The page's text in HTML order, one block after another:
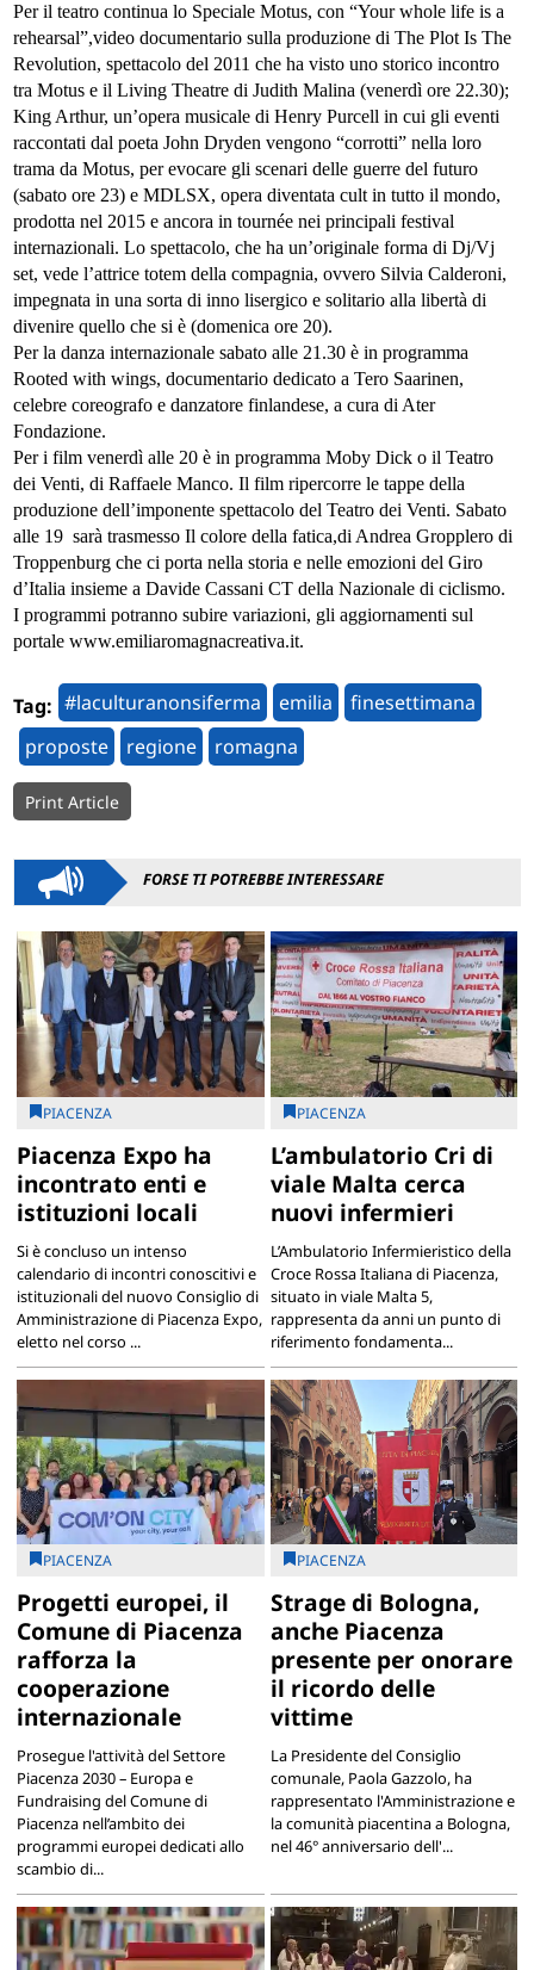
Per il teatro continua lo Speciale Motus, con “Your whole life is a
rehearsal”,video documentario sulla produzione di The Plot Is The
Revolution, spettacolo del 2011 che ha visto uno storico incontro
tra Motus e il Living Theatre di Judith Malina (venerdì ore 22.30);
King Arthur, un’opera musicale di Henry Purcell in cui gli eventi
raccontati dal poeta John Dryden vengono “corrotti” nella loro
trama da Motus, per evocare gli scenari delle guerre del futuro
(sabato ore 23) e MDLSX, opera diventata cult in tutto il mondo,
prodotta nel 2015 e ancora in tournée nei principali festival
internazionali. Lo spettacolo, che ha un’originale forma di Dj/Vj
set, vede l’attrice totem della compagnia, ovvero Silvia Calderoni,
impegnata in una sorta di inno lisergico e solitario alla libertà di
divenire quello che si è (domenica ore 20).
Per la danza internazionale sabato alle 21.30 è in programma
Rooted with wings, documentario dedicato a Tero Saarinen,
celebre coreografo e danzatore finlandese, a cura di Ater
Fondazione.
Per i film venerdì alle 20 è in programma Moby Dick o il Teatro
dei Venti, di Raffaele Manco. Il film ripercorre le tappe della
produzione dell’imponente spettacolo del Teatro dei Venti. Sabato
alle 19 sarà trasmesso Il colore della fatica,di Andrea Gropplero di
Troppenburg che ci porta nella storia e nelle emozioni del Giro
d’Italia insieme a Davide Cassani CT della Nazionale di ciclismo.
I programmi potranno subire variazioni, gli aggiornamenti sul
portale www.emiliaromagnacreativa.it.
Tag: #laculturanonsiferma emilia
finesettimana
proposte
regione romagna
Print Article
FORSE TI POTREBBE INTERESSARE
PIACENZA
Piacenza Expo ha
incontrato enti e
istituzioni locali
Si è concluso un intenso
calendario di incontri conoscitivi e
istituzionali del nuovo Consiglio di
Amministrazione di Piacenza Expo,
eletto nel corso ...
PIACENZA
L’ambulatorio Cri di
viale Malta cerca
nuovi infermieri
L’Ambulatorio Infermieristico della
Croce Rossa Italiana di Piacenza,
situato in viale Malta 5,
rappresenta da anni un punto di
riferimento fondamenta...
PIACENZA
Progetti europei, il
Comune di Piacenza
rafforza la
cooperazione
internazionale
Prosegue l'attività del Settore
Piacenza 2030 – Europa e
Fundraising del Comune di
Piacenza nell’ambito dei
programmi europei dedicati allo
scambio di...
PIACENZA
Strage di Bologna,
anche Piacenza
presente per onorare
il ricordo delle
vittime
La Presidente del Consiglio
comunale, Paola Gazzolo, ha
rappresentato l'Amministrazione e
la comunità piacentina a Bologna,
nel 46° anniversario dell'...